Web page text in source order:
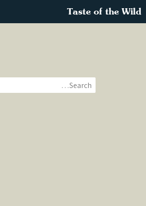
Taste of the Wild